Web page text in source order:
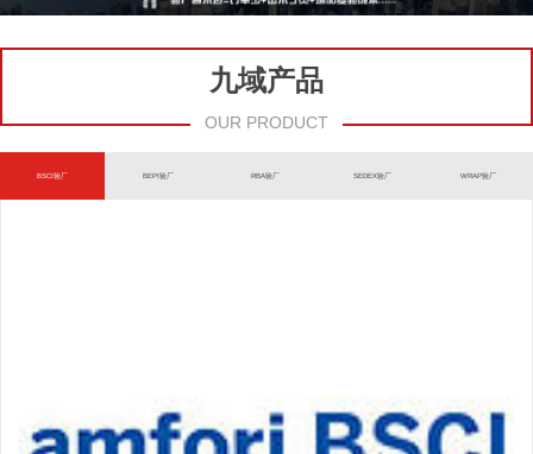
九域产品
OUR PRODUCT
BSCI验厂 BEPI验厂 RBA验厂 SEDEX验厂 WRAP验厂